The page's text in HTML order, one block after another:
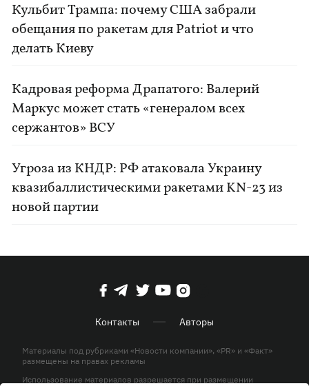
Кульбит Трампа: почему США забрали
обещания по ракетам для Patriot и что
делать Киеву
Кадровая реформа Драпатого: Валерий
Маркус может стать «генералом всех
сержантов» ВСУ
Угроза из КНДР: РФ атаковала Украину
квазибаллистическими ракетами KN-23 из
новой партии
Контакты Авторы
Материалы под рубриками «Новости компании», «PR» и «Факт»
размещены на правах рекламы
Использование материалов разрешается при размещении